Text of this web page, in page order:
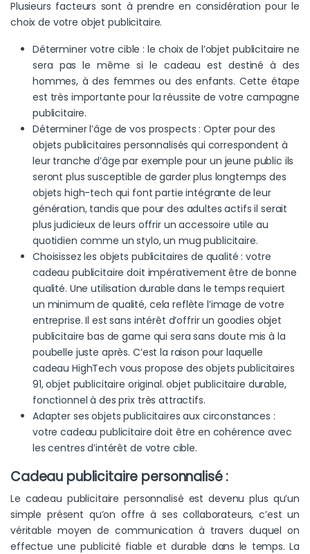
Plusieurs facteurs sont à prendre en considération pour le
choix de votre objet publicitaire.
Déterminer votre cible : le choix de l’objet publicitaire ne
sera pas le même si le cadeau est destiné à des
hommes, à des femmes ou des enfants. Cette étape
est très importante pour la réussite de votre campagne
publicitaire.
Déterminer l’âge de vos prospects : Opter pour des
objets publicitaires personnalisés qui correspondent à
leur tranche d’âge par exemple pour un jeune public ils
seront plus susceptible de garder plus longtemps des
objets high-tech qui font partie intégrante de leur
génération, tandis que pour des adultes actifs il serait
plus judicieux de leurs offrir un accessoire utile au
quotidien comme un stylo, un mug publicitaire.
Choisissez les objets publicitaires de qualité : votre
cadeau publicitaire doit impérativement être de bonne
qualité. Une utilisation durable dans le temps requiert
un minimum de qualité, cela reflète l’image de votre
entreprise. Il est sans intérêt d’offrir un goodies objet
publicitaire bas de game qui sera sans doute mis à la
poubelle juste après. C’est la raison pour laquelle
cadeau HighTech vous propose des objets publicitaires
91, objet publicitaire original. objet publicitaire durable,
fonctionnel à des prix très attractifs.
Adapter ses objets publicitaires aux circonstances :
votre cadeau publicitaire doit être en cohérence avec
les centres d’intérêt de votre cible.
Cadeau publicitaire personnalisé :
Le cadeau publicitaire personnalisé est devenu plus qu’un
simple présent qu’on offre à ses collaborateurs, c’est un
véritable moyen de communication à travers duquel on
effectue une publicité fiable et durable dans le temps. La